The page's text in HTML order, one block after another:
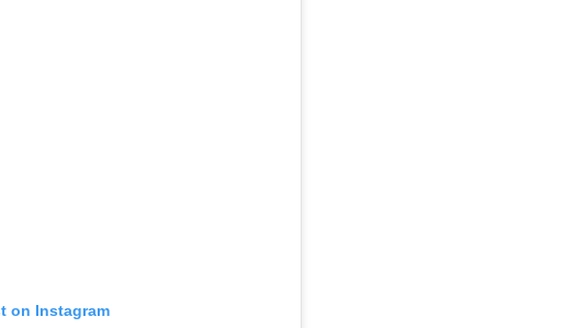
on Instagram